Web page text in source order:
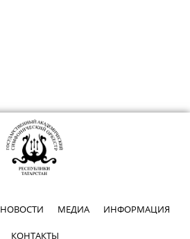
НОВОСТИ МЕДИА ИНФОРМАЦИЯ
КОНТАКТЫ